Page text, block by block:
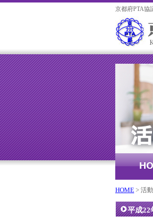
京都府PTA協
HOME > 活
平成22